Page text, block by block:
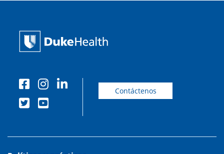
Contáctenos